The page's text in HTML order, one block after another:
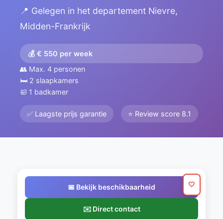
📍 Gelegen in het departement Nievre,
Midden-Frankrijk
💰 € 550 per week
👥 Max. 4 personen
🛏️ 2 slaapkamers
🛀 1 badkamer
✅ Laagste prijs garantie ⭐ Review score 8.1
📅 Bekijk beschikbaarheid
✉️ Direct contact
🤍